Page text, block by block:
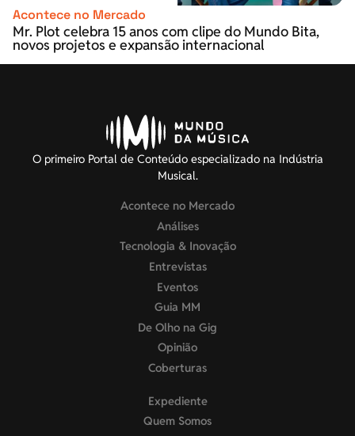
Acontece no Mercado
Mr. Plot celebra 15 anos com clipe do Mundo Bita,
novos projetos e expansão internacional
O primeiro Portal de Conteúdo especializado na Indústria
Musical.
Acontece no Mercado
Análises
Tecnologia & Inovação
Entrevistas
Eventos
Guia MM
De Olho na Gig
Opinião
Coberturas
Expediente
Quem Somos